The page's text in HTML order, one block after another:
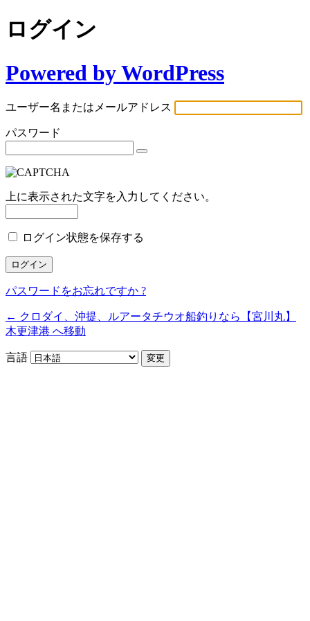
ログイン
Powered by WordPress
ユーザー名またはメールアドレス
パスワード
上に表示された文字を入力してください。
ログイン状態を保存する
パスワードをお忘れですか ?
← クロダイ、沖提、ルアータチウオ船釣りなら【宮川丸】
木更津港 へ移動
言語